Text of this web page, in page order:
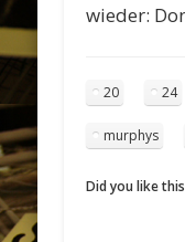
wieder:
20 24
murphys
Did you like